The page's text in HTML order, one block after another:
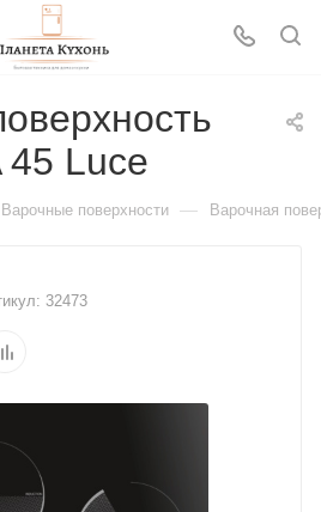
45 Luce
Варочные поверхности — Варочная
32473